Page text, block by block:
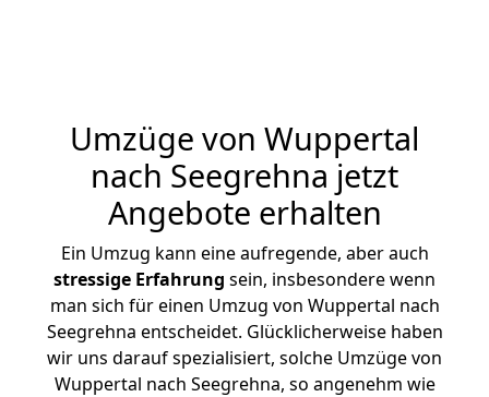
Umzüge von Wuppertal
nach Seegrehna jetzt
Angebote erhalten
Ein Umzug kann eine aufregende, aber auch
stressige Erfahrung sein, insbesondere wenn
man sich für einen Umzug von Wuppertal nach
Seegrehna entscheidet. Glücklicherweise haben
wir uns darauf spezialisiert, solche Umzüge von
Wuppertal nach Seegrehna, so angenehm wie